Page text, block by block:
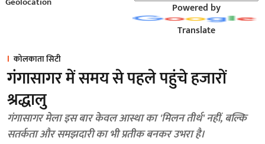
Powered by
Translate
कोलकाता सिटी
गंगासागर में समय से पहले पहुंचे हजारों
श्रद्धालु
गंगासागर मेला इस बार केवल आस्था का 'मिलन तीर्थ' नहीं, बल्कि
सतर्कता और समझदारी का भी प्रतीक बनकर उभरा है।